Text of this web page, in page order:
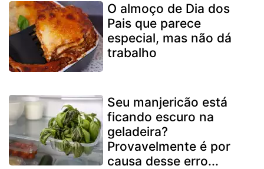
O almoço de Dia dos
Pais que parece
especial, mas não dá
trabalho
Seu manjericão está
ficando escuro na
geladeira?
Provavelmente é por
causa desse erro...